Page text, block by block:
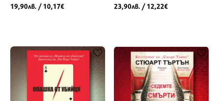
19,90лв. / 10,17€ 23,90лв. / 12,22€